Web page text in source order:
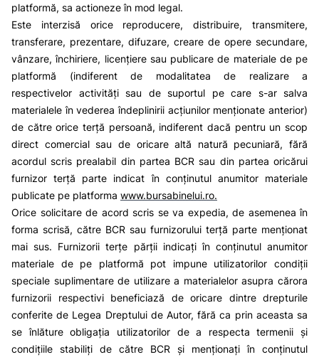
platformă, sa actioneze în mod legal.
Este interzisă orice reproducere, distribuire, transmitere,
transferare, prezentare, difuzare, creare de opere secundare,
vânzare, închiriere, licențiere sau publicare de materiale de pe
platformă (indiferent de modalitatea de realizare a
respectivelor activități sau de suportul pe care s-ar salva
materialele în vederea îndeplinirii acțiunilor menționate anterior)
de către orice terță persoană, indiferent dacă pentru un scop
direct comercial sau de oricare altă natură pecuniară, fără
acordul scris prealabil din partea BCR sau din partea oricărui
furnizor terță parte indicat în conținutul anumitor materiale
publicate pe platforma www.bursabinelui.ro.
Orice solicitare de acord scris se va expedia, de asemenea în
forma scrisă, către BCR sau furnizorului terță parte menționat
mai sus. Furnizorii terțe părții indicați în conținutul anumitor
materiale de pe platformă pot impune utilizatorilor condiții
speciale suplimentare de utilizare a materialelor asupra cărora
furnizorii respectivi beneficiază de oricare dintre drepturile
conferite de Legea Dreptului de Autor, fără ca prin aceasta sa
se înlăture obligația utilizatorilor de a respecta termenii și
condițiile stabiliți de către BCR și menționați în conținutul